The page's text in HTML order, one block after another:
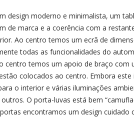
design moderno e minimalista, um
de marca e a coerência com a
Ao centro temos um ecrã de
todas as funcionalidades do
centro temos um apoio de braço
colocados ao centro. Embora
o interior e várias iluminações
O porta-luvas está bem
encontramos um design cuidado